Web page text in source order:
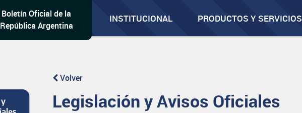
Boletín Oficial de la
República Argentina
INSTITUCIONAL PRODUCTOS Y SERVICIOS
Volver
Legislación y Avisos Oficiales